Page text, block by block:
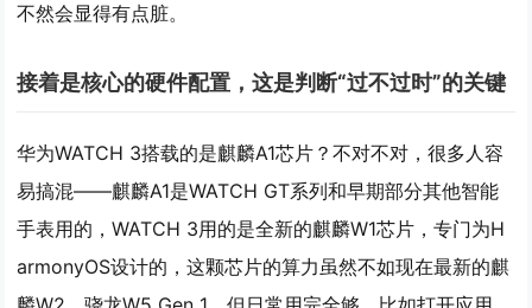
不然会显得有点脏。
接着是核心的硬件配置，这是判断“过不过时”的关键
华为WATCH 3搭载的是麒麟A1芯片？不对不对，很多人容
易搞混——麒麟A1是WATCH GT系列和早期部分其他智能
手表用的，WATCH 3用的是全新的麒麟W1芯片，专门为H
armonyOS设计的，这颗芯片的算力虽然不如现在最新的麒